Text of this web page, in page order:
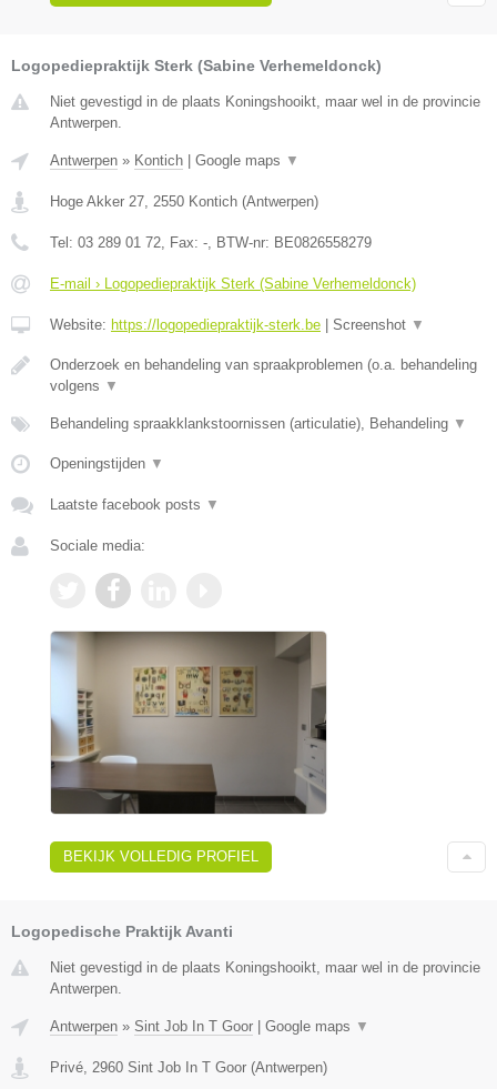
Logopediepraktijk Sterk (Sabine Verhemeldonck)
Niet gevestigd in de plaats Koningshooikt, maar wel in de provincie
Antwerpen.
Antwerpen » Kontich | Google maps ▼
Hoge Akker 27 2550 Kontich (Antwerpen)
Tel: 03 289 01 72 , Fax: - , BTW-nr: BE0826558279
E-mail › Logopediepraktijk Sterk (Sabine Verhemeldonck)
Website: https://logopediepraktijk-sterk.be | Screenshot ▼
Onderzoek en behandeling van spraakproblemen (o.a. behandeling
volgens ▼
Behandeling spraakklankstoornissen (articulatie), Behandeling ▼
Openingstijden ▼
Laatste facebook posts ▼
Sociale media:
BEKIJK VOLLEDIG PROFIEL
Logopedische Praktijk Avanti
Niet gevestigd in de plaats Koningshooikt, maar wel in de provincie
Antwerpen.
Antwerpen » Sint Job In T Goor Google maps ▼
Privé, 2960 Sint Job In T Goor (Antwerpen)